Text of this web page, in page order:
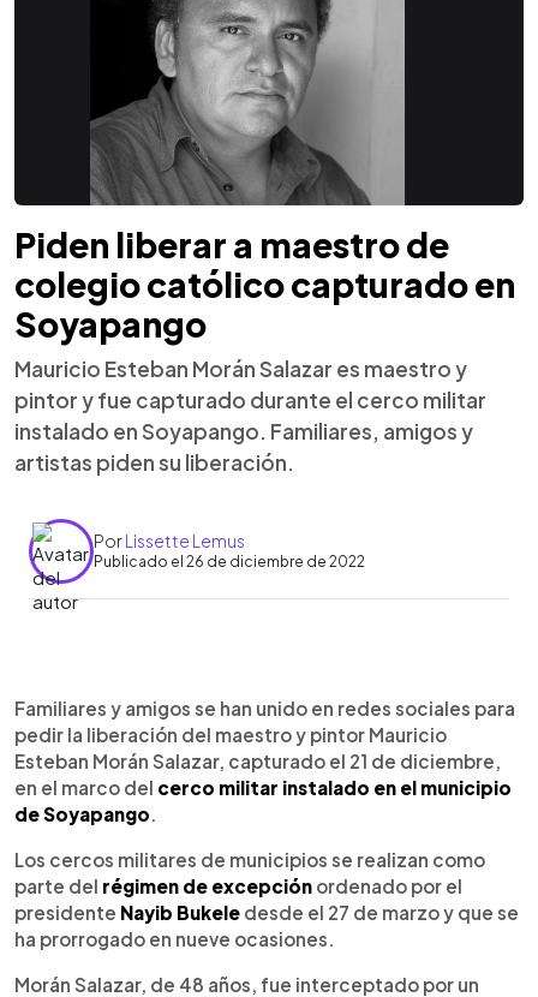
Piden liberar a maestro de
colegio católico capturado en
Soyapango
Mauricio Esteban Morán Salazar es maestro y
pintor y fue capturado durante el cerco militar
instalado en Soyapango. Familiares, amigos y
artistas piden su liberación.
PorLissette Lemus
Publicado el 26 de diciembre de 2022
Escuchar artículo
Familiares y amigos se han unido en redes sociales para
pedir la liberación del maestro y pintor Mauricio
Esteban Morán Salazar, capturado el 21 de diciembre,
en el marco del cerco militar instalado en el municipio
de Soyapango
Los cercos militares de municipios se realizan como
parte del régimen de excepción ordenado por el
presidente Nayib Bukele desde el 27 de marzo y que se
ha prorrogado en nueve ocasiones.
Morán Salazar, de 48 años, fue interceptado por un